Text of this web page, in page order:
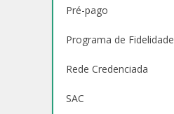
Pré-pago
Programa de Fidelidade
Rede Credenciada
SAC